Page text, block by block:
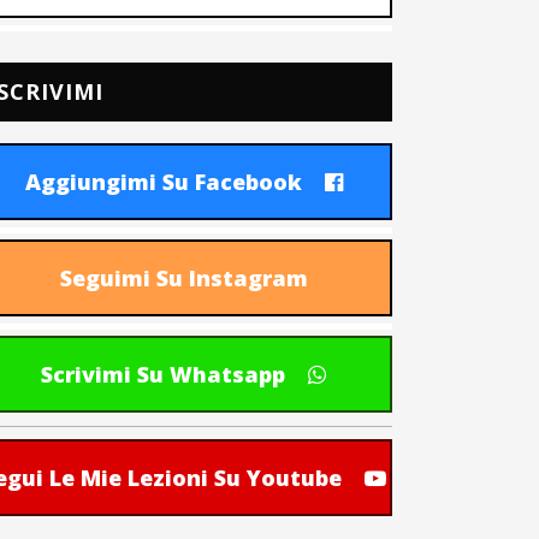
Aggiungimi Su Facebook
Seguimi Su Instagram
Scrivimi Su Whatsapp
Le Mie Lezioni Su Youtube